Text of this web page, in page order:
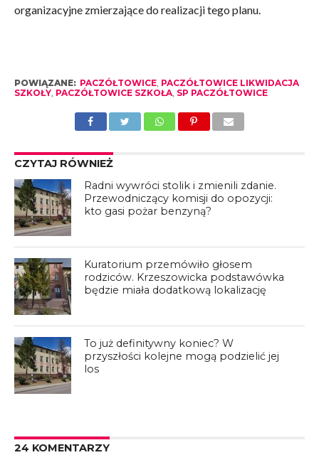
organizacyjne zmierzające do realizacji tego planu.
POWIĄZANE: PACZÓŁTOWICE, PACZÓŁTOWICE LIKWIDACJA
SZKOŁY, PACZÓŁTOWICE SZKOŁA, SP PACZÓŁTOWICE
CZYTAJ RÓWNIEŻ
Radni wywróci stolik i zmienili zdanie.
Przewodniczący komisji do opozycji:
kto gasi pożar benzyną?
Kuratorium przemówiło głosem
rodziców. Krzeszowicka podstawówka
będzie miała dodatkową lokalizację
To już definitywny koniec? W
przyszłości kolejne mogą podzielić jej
los
24 KOMENTARZY